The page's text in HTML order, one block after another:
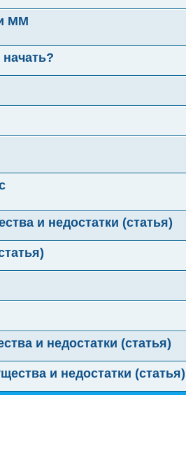
ММ
и недостатки (статья)
и недостатки (статья)
и недостатки (статья)